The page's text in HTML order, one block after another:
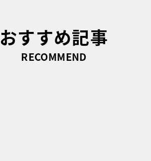
おすすめ記事
RECOMMEND